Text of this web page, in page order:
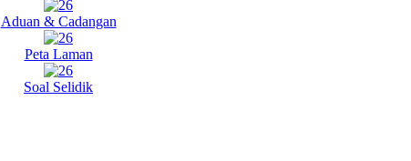
Aduan & Cadangan
Peta Laman
Soal Selidik